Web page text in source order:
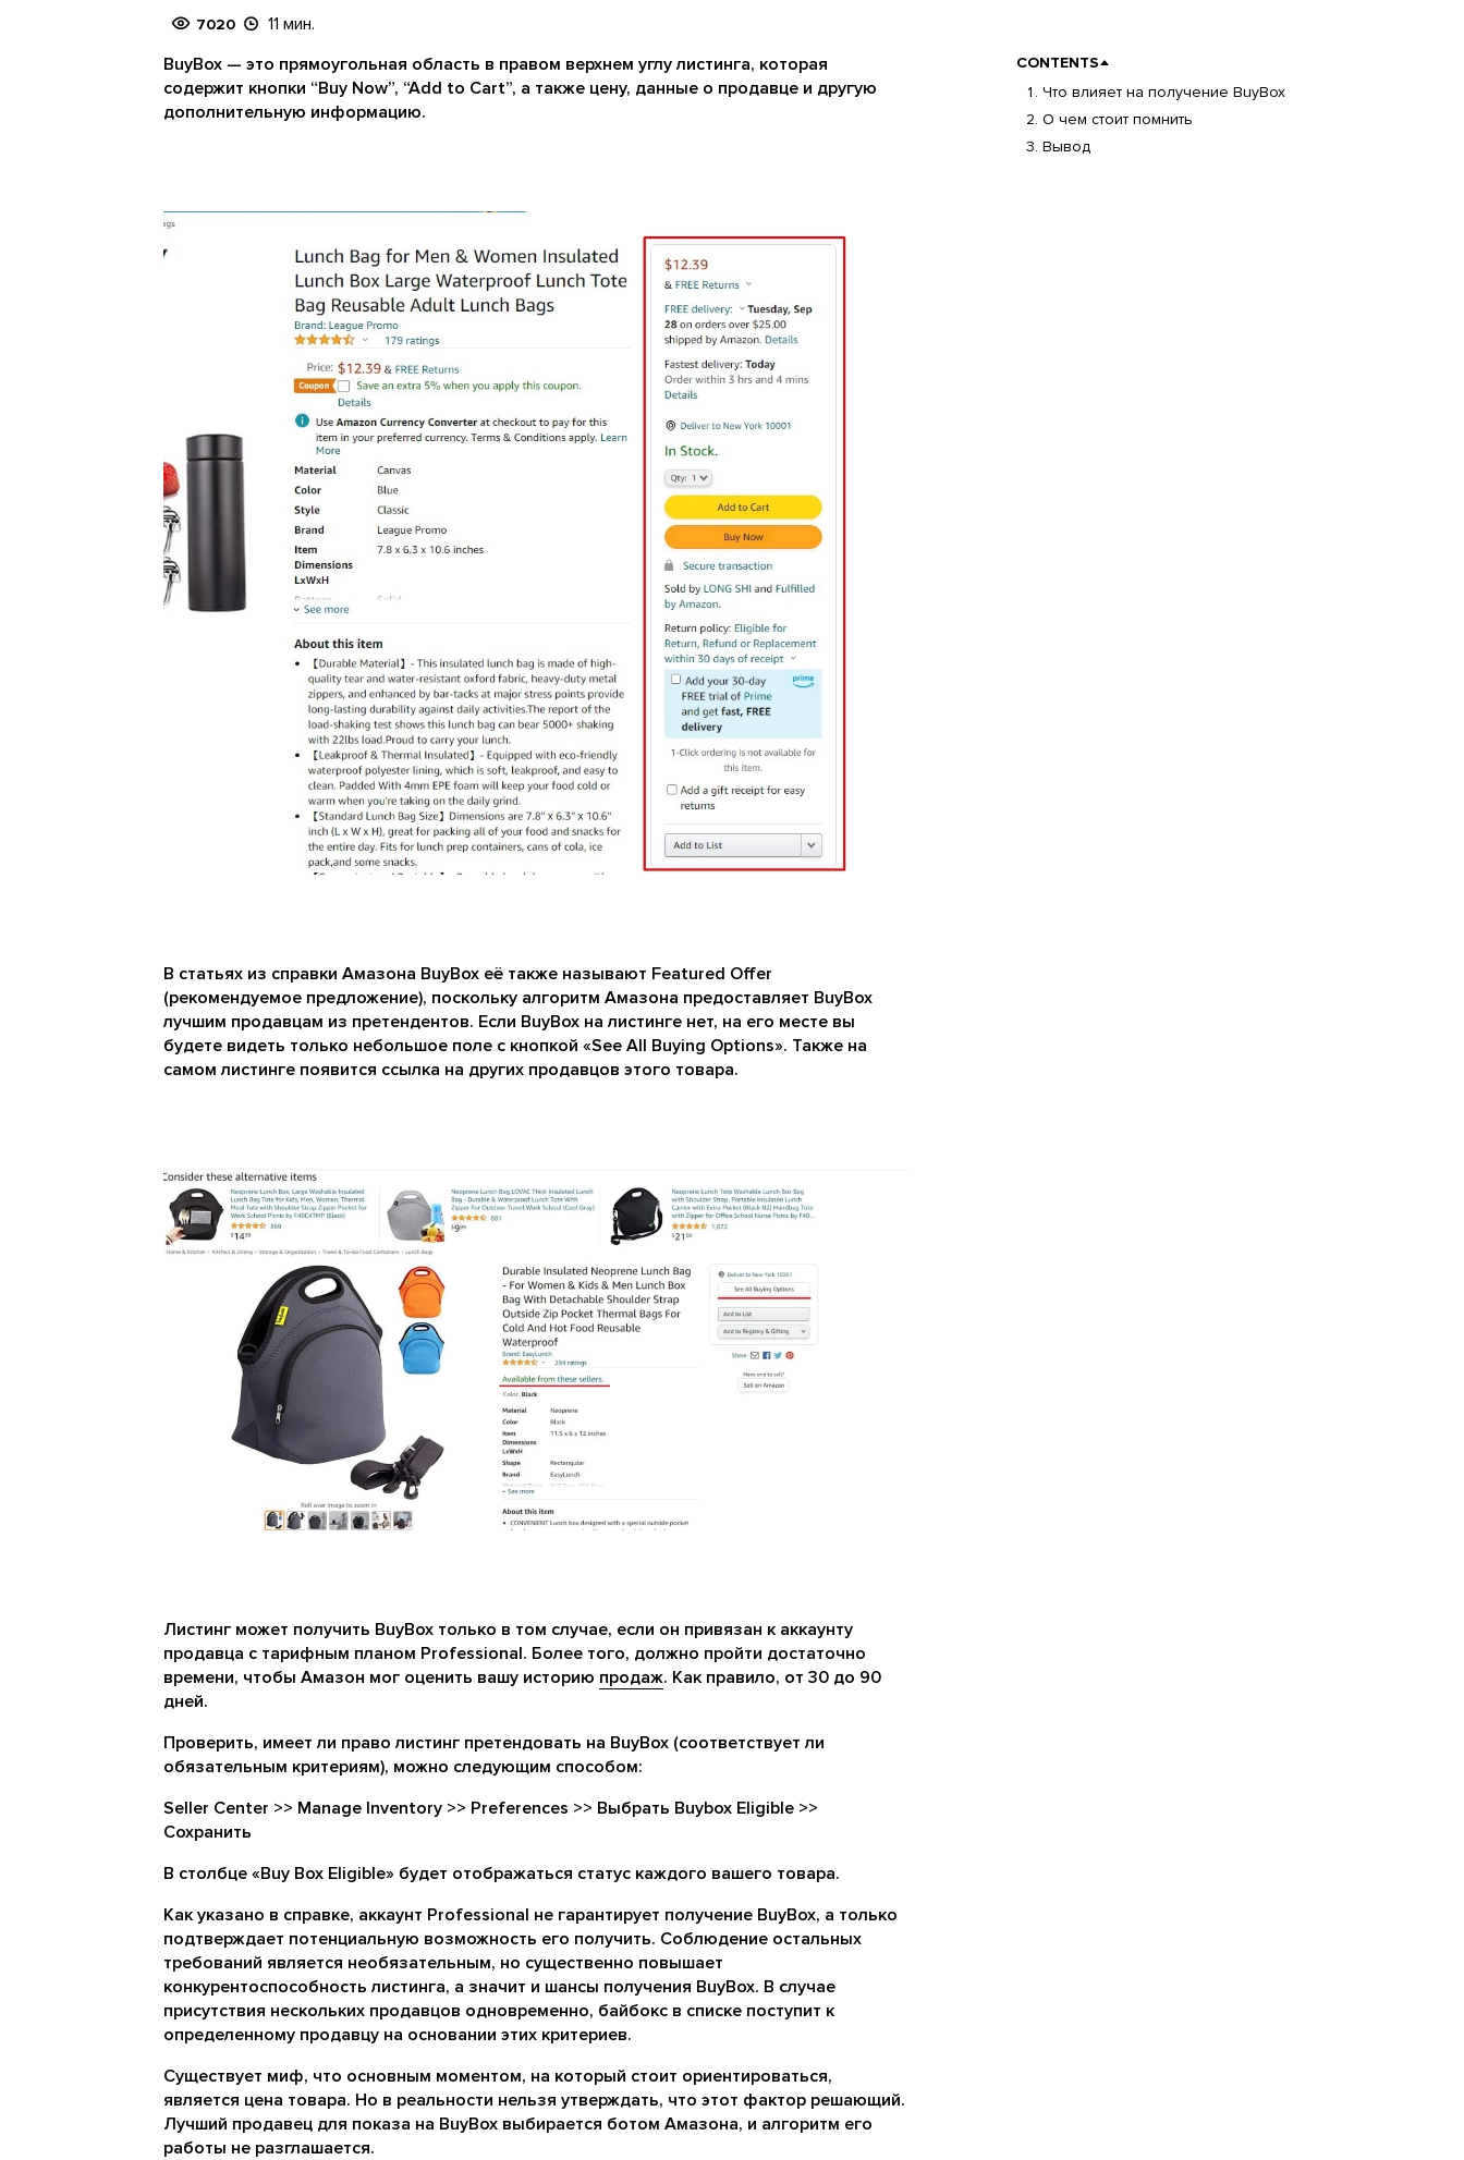
7020 11 мин.
CONTENTS
Что влияет на получение BuyBox
О чем стоит помнить
Вывод
BuyBox — это прямоугольная область в правом верхнем углу листинга, которая
содержит кнопки “Buy Now”, “Add to Cart”, а также цену, данные о продавце и другую
дополнительную информацию.
В статьях из справки Амазона BuyBox её также называют Featured Offer
(рекомендуемое предложение), поскольку алгоритм Амазона предоставляет BuyBox
лучшим продавцам из претендентов. Если BuyBox на листинге нет, на его месте вы
будете видеть только небольшое поле с кнопкой «See All Buying Options». Также на
самом листинге появится ссылка на других продавцов этого товара.
Листинг может получить BuyBox только в том случае, если он привязан к аккаунту
продавца с тарифным планом Professional. Более того, должно пройти достаточно
времени, чтобы Амазон мог оценить вашу историю продаж. Как правило, от 30 до 90
дней.
Проверить, имеет ли право листинг претендовать на BuyBox (соответствует ли
обязательным критериям), можно следующим способом:
Seller Center >> Manage Inventory >> Preferences >> Выбрать Buybox Eligible >>
Сохранить
В столбце «Buy Box Eligible» будет отображаться статус каждого вашего товара.
Как указано в справке, аккаунт Professional не гарантирует получение BuyBox, а только
подтверждает потенциальную возможность его получить. Соблюдение остальных
требований является необязательным, но существенно повышает
конкурентоспособность листинга, а значит и шансы получения BuyBox. В случае
присутствия нескольких продавцов одновременно, байбокс в списке поступит к
определенному продавцу на основании этих критериев.
Существует миф, что основным моментом, на который стоит ориентироваться,
является цена товара. Но в реальности нельзя утверждать, что этот фактор решающий.
Лучший продавец для показа на BuyBox выбирается ботом Амазона, и алгоритм его
работы не разглашается.